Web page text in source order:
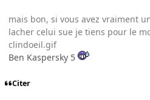
mais bon, si vous avez vraiment
lacher celui sue je tiens pour le
clindoeil.gif
Ben Kaspersky 5
Citer